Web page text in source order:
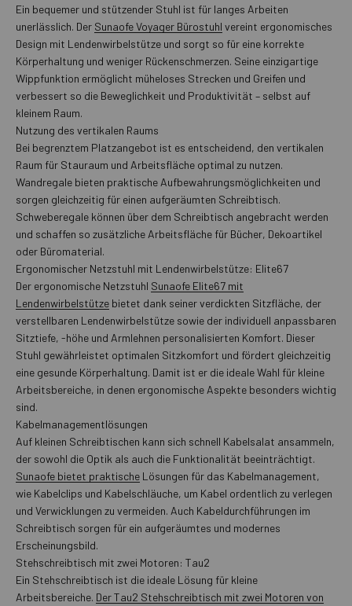
Ein bequemer und stützender Stuhl ist für langes Arbeiten
unerlässlich. Der Sunaofe Voyager Bürostuhl vereint ergonomisches
Design mit Lendenwirbelstütze und sorgt so für eine korrekte
Körperhaltung und weniger Rückenschmerzen. Seine einzigartige
Wippfunktion ermöglicht müheloses Strecken und Greifen und
verbessert so die Beweglichkeit und Produktivität – selbst auf
kleinem Raum.
Nutzung des vertikalen Raums
Bei begrenztem Platzangebot ist es entscheidend, den vertikalen
Raum für Stauraum und Arbeitsfläche optimal zu nutzen.
Wandregale bieten praktische Aufbewahrungsmöglichkeiten und
sorgen gleichzeitig für einen aufgeräumten Schreibtisch.
Schweberegale können über dem Schreibtisch angebracht werden
und schaffen so zusätzliche Arbeitsfläche für Bücher, Dekoartikel
oder Büromaterial.
Ergonomischer Netzstuhl mit Lendenwirbelstütze: Elite67
Der ergonomische Netzstuhl Sunaofe Elite67 mit
Lendenwirbelstütze bietet dank seiner verdickten Sitzfläche, der
verstellbaren Lendenwirbelstütze sowie der individuell anpassbaren
Sitztiefe, -höhe und Armlehnen personalisierten Komfort. Dieser
Stuhl gewährleistet optimalen Sitzkomfort und fördert gleichzeitig
eine gesunde Körperhaltung. Damit ist er die ideale Wahl für kleine
Arbeitsbereiche, in denen ergonomische Aspekte besonders wichtig
sind.
Kabelmanagementlösungen
Auf kleinen Schreibtischen kann sich schnell Kabelsalat ansammeln,
der sowohl die Optik als auch die Funktionalität beeinträchtigt.
Sunaofe bietet praktische Lösungen für das Kabelmanagement,
wie Kabelclips und Kabelschläuche, um Kabel ordentlich zu verlegen
und Verwicklungen zu vermeiden. Auch Kabeldurchführungen im
Schreibtisch sorgen für ein aufgeräumtes und modernes
Erscheinungsbild.
Stehschreibtisch mit zwei Motoren: Tau2
Ein Stehschreibtisch ist die ideale Lösung für kleine
Arbeitsbereiche. Der Tau2 Stehschreibtisch mit zwei Motoren von